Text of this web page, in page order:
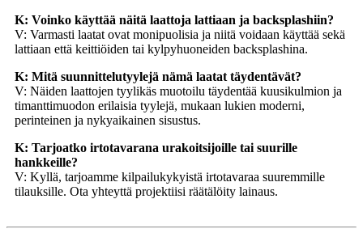
K: Voinko käyttää näitä laattoja lattiaan ja backsplashiin?
V: Varmasti laatat ovat monipuolisia ja niitä voidaan käyttää sekä
lattiaan että keittiöiden tai kylpyhuoneiden backsplashina.
K: Mitä suunnittelutyylejä nämä laatat täydentävät?
V: Näiden laattojen tyylikäs muotoilu täydentää kuusikulmion ja
timanttimuodon erilaisia ​​tyylejä, mukaan lukien moderni,
perinteinen ja nykyaikainen sisustus.
K: Tarjoatko irtotavarana urakoitsijoille tai suurille
hankkeille?
V: Kyllä, tarjoamme kilpailukykyistä irtotavaraa suuremmille
tilauksille. Ota yhteyttä projektiisi räätälöity lainaus.